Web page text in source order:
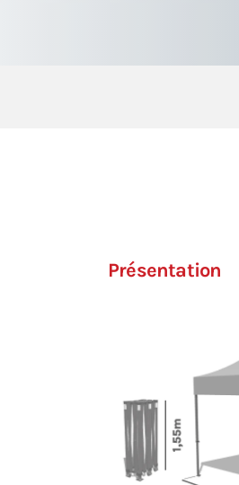
Présentation